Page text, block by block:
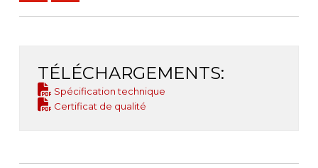
TÉLÉCHARGEMENTS:
Spécification technique
Certificat de qualité